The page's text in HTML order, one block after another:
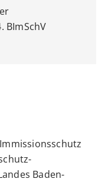
BImSchV
Baden-